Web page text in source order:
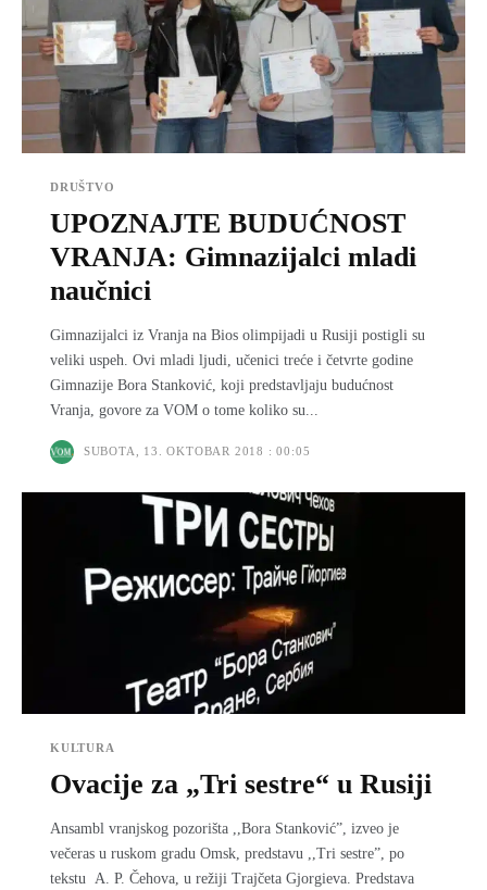
DRUŠTVO
UPOZNAJTE BUDUĆNOST
VRANJA: Gimnazijalci mladi
naučnici
Gimnazijalci iz Vranja na Bios olimpijadi u Rusiji postigli su
veliki uspeh. Ovi mladi ljudi, učenici treće i četvrte godine
Gimnazije Bora Stanković, koji predstavljaju budućnost
Vranja, govore za VOM o tome koliko su...
SUBOTA, 13. OKTOBAR 2018 : 00:05
KULTURA
Ovacije za „Tri sestre“ u Rusiji
Ansambl vranjskog pozorišta ,,Bora Stanković”, izveo je
večeras u ruskom gradu Omsk, predstavu ,,Tri sestre”, po
tekstu A. P. Čehova, u režiji Trajčeta Gjorgieva. Predstava